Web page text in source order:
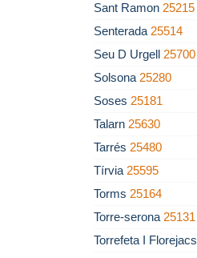
Sant Ramon 25215
Senterada 25514
Seu D Urgell 25700
Solsona 25280
Soses 25181
Talarn 25630
Tarrés 25480
Tírvia 25595
Torms 25164
Torre-serona 25131
Torrefeta I Florejacs